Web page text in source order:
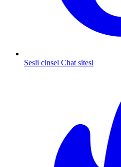
Sesli cinsel Chat sitesi